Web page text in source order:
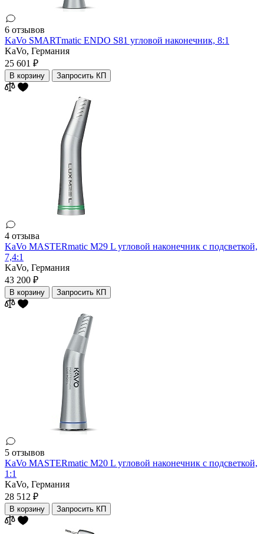
6 отзывов
KaVo SMARTmatic ENDO S81 угловой наконечник, 8:1
KaVo, Германия
25 601 ₽
В корзину Запросить КП
4 отзыва
KaVo MASTERmatic M29 L угловой наконечник с подсветкой,
7,4:1
KaVo, Германия
43 200 ₽
В корзину Запросить КП
5 отзывов
KaVo MASTERmatic M20 L угловой наконечник с подсветкой,
1:1
KaVo, Германия
28 512 ₽
В корзину Запросить КП